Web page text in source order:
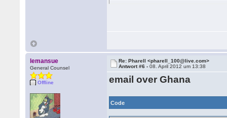
lemansue
General Counsel
Offline
Re: Pharell <pharell_100@live.com>
Antwort #6 -08. April 2012 um 13:38
email over Ghana
Code